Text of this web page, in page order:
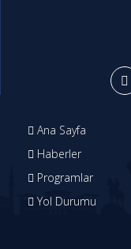
Ana Sayfa
Haberler
Programlar
Yol Durumu